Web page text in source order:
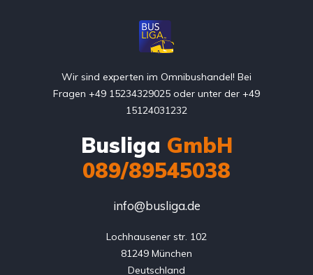
Wir sind experten im Omnibushandel! Bei
Fragen +49 15234329025 oder unter der +49
15124031232
Busliga GmbH
089/89545038
info@busliga.de
Lochhausener str. 102
81249 München
Deutschland